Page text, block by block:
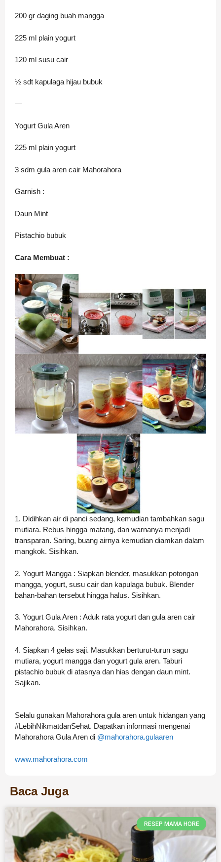
200 gr daging buah mangga
225 ml plain yogurt
120 ml susu cair
½ sdt kapulaga hijau bubuk
—
Yogurt Gula Aren
225 ml plain yogurt
3 sdm gula aren cair Mahorahora
Garnish :
Daun Mint
Pistachio bubuk
Cara Membuat :
1. Didihkan air di panci sedang, kemudian tambahkan sagu
mutiara. Rebus hingga matang, dan warnanya menjadi
transparan. Saring, buang airnya kemudian diamkan dalam
mangkok. Sisihkan.
2. Yogurt Mangga : Siapkan blender, masukkan potongan
mangga, yogurt, susu cair dan kapulaga bubuk. Blender
bahan-bahan tersebut hingga halus. Sisihkan.
3. Yogurt Gula Aren : Aduk rata yogurt dan gula aren cair
Mahorahora. Sisihkan.
4. Siapkan 4 gelas saji. Masukkan berturut-turun sagu
mutiara, yogurt mangga dan yogurt gula aren. Taburi
pistachio bubuk di atasnya dan hias dengan daun mint.
Sajikan.
Selalu gunakan Mahorahora gula aren untuk hidangan yang
#LebihNikmatdanSehat. Dapatkan informasi mengenai
Mahorahora Gula Aren di @mahorahora.gulaaren
www.mahorahora.com
Baca Juga
RESEP MAMA HORE